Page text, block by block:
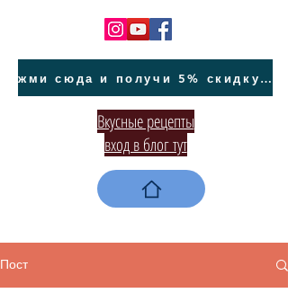
жми сюда и получи 5% скидку на покупку авто на Кипре и автообслуживание
Вкусные рецепты
вход в блог тут
Пост